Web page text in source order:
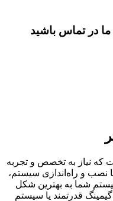
در تماس باشید
که نیاز به تخصص و تجربه
نصب و راه‌اندازی سیستم،
شما به بهترین شکل
قدرتمند یا سیستم